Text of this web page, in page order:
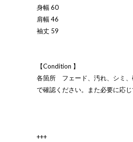
身幅 60
肩幅 46
袖丈 59
【Condition 】
各箇所 フェード、汚れ、シミ、
で確認ください。また必要に応じ
+++